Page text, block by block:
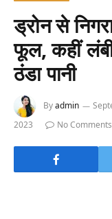
ड्रोन से
फूल, कहीं
ठंडा पानी
Byadmin
2023
No Comments